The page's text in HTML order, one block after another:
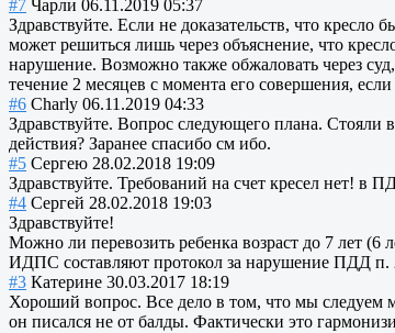
#7 Чарли 06.11.2019 05:37
Здравствуйте. Если не доказательств, что
может решиться лишь через объяснение, что
нарушение. Возможно также обжаловать через
течение 2 месяцев с момента его совершения,
#6 Charly 06.11.2019 04:33
Здравствуйте. Вопрос следующего плана.
действия? Заранее спасибо см ибо.
#5 Сергею 28.02.2018 19:09
Здравствуйте. Требований на счет кресел нет!
#4 Сергей 28.02.2018 19:03
Здравствуйте!
Можно ли перевозить ребенка возраст до 7 лет
ИДПС составляют протокол за нарушение ПДД п.
#3 Катерине 30.03.2017 18:19
Хороший вопрос. Все дело в том, что мы следуем
он писался не от балды. Фактически это